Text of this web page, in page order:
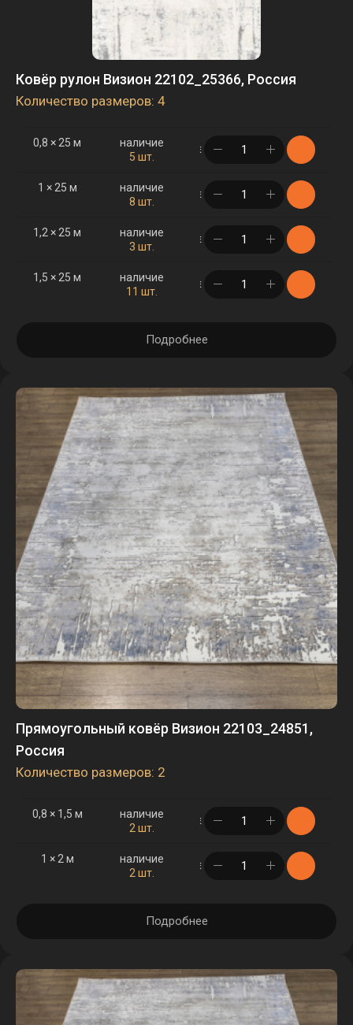
Ковёр рулон Визион 22102_25366, Россия
Количество размеров: 4
0,8 × 25 м
наличие
5 шт.
в корзине
1 × 25 м
наличие
8 шт.
в корзине
1,2 × 25 м
наличие
3 шт.
в корзине
1,5 × 25 м
наличие
11 шт.
в корзине
Подробнее
Прямоугольный ковёр Визион 22103_24851,
Россия
Количество размеров: 2
0,8 × 1,5 м
наличие
2 шт.
в корзине
1 × 2 м
наличие
2 шт.
в корзине
Подробнее